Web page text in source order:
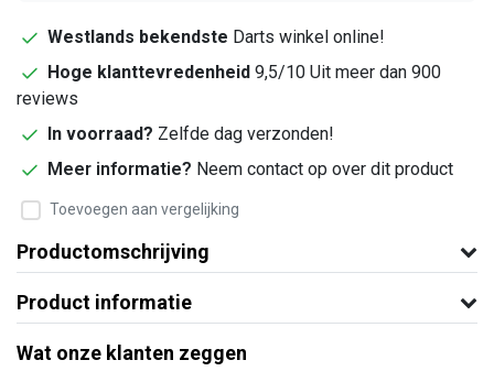
Westlands bekendste Darts winkel online!
Hoge klanttevredenheid 9,5/10 Uit meer dan 900
reviews
In voorraad? Zelfde dag verzonden!
Meer informatie? Neem contact op over dit product
Toevoegen aan vergelijking
Productomschrijving
Product informatie
Wat onze klanten zeggen